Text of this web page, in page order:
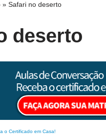
»Safari no deserto
deserto
o Certificado em Casa!